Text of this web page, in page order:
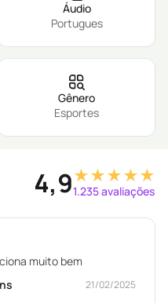
Áudio
Portugues
Gênero
Esportes
4,9★★★★★
1.235 avaliações
muito bem
21/02/2025